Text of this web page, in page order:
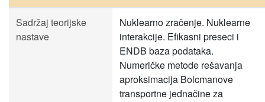
Sadržaj teorijske
nastave
Nuklearno zračenje. Nuklearne
interakcije. Efikasni preseci i
ENDB baza podataka.
Numeričke metode rešavanja
aproksimacija Bolcmanove
transportne jednačine za